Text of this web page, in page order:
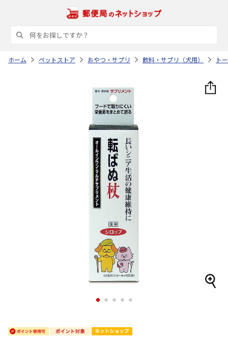
ホーム ペットストア おやつ・サプリ 飲料・サプリ（犬用） ト
1 2 3 4 5